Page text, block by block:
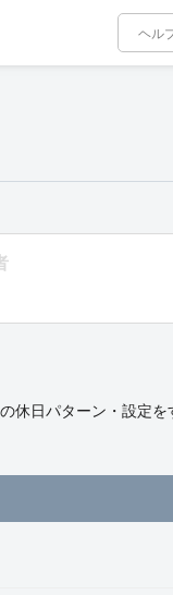
休日パターン・設定を